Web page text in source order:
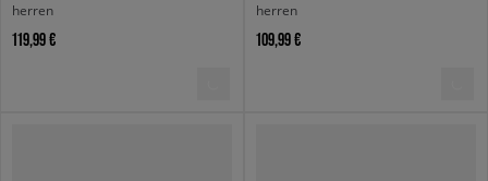
herren
119,99 €
herren
109,99 €